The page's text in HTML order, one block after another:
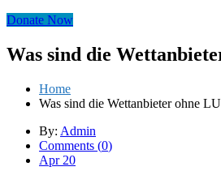
Donate Now
Was sind die
Home
Was sind die Wettanbieter ohne
By: Admin
Comments (0)
Apr 20